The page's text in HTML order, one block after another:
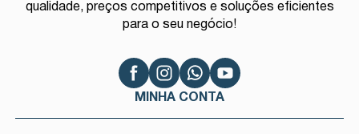
qualidade, preços competitivos e soluções eficientes
para o seu negócio!
MINHA CONTA